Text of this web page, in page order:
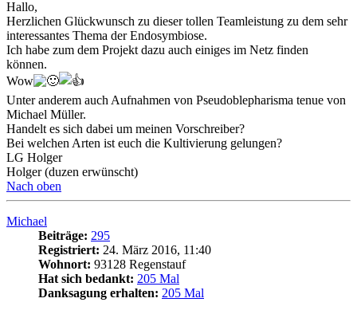
Hallo,
Herzlichen Glückwunsch zu dieser tollen Teamleistung zu dem sehr
interessantes Thema der Endosymbiose.
Ich habe zum dem Projekt dazu auch einiges im Netz finden
können.
Wow
Unter anderem auch Aufnahmen von Pseudoblepharisma tenue von
Michael Müller.
Handelt es sich dabei um meinen Vorschreiber?
Bei welchen Arten ist euch die Kultivierung gelungen?
LG Holger
Holger (duzen erwünscht)
Nach oben
Michael
Beiträge: 295
Registriert: 24. März 2016, 11:40
Wohnort: 93128 Regenstauf
Hat sich bedankt: 205 Mal
Danksagung erhalten: 205 Mal